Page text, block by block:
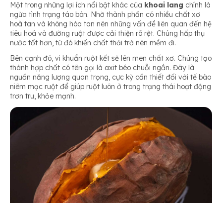
Một trong những lợi ích nổi bật khác của khoai lang chính là
ngừa tình trạng táo bón. Nhờ thành phần có nhiều chất xơ
hoà tan và không hòa tan nên những vấn đề liên quan đến hệ
tiêu hoá và đường ruột được cải thiện rõ rệt. Chúng hấp thụ
nước tốt hơn, từ đó khiến chất thải trở nên mềm đi.
Bên cạnh đó, vi khuẩn ruột kết sẽ lên men chất xơ. Chúng tạo
thành hợp chất có tên gọi là axit béo chuỗi ngắn. Đây là
nguồn năng lượng quan trọng, cực kỳ cần thiết đối với tế bào
niêm mạc ruột để giúp ruột luôn ở trong trạng thái hoạt động
trơn tru, khỏe mạnh.